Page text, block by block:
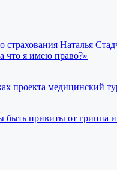
страхования Наталья
что я имею право?»
проекта медицинский
быть привиты от